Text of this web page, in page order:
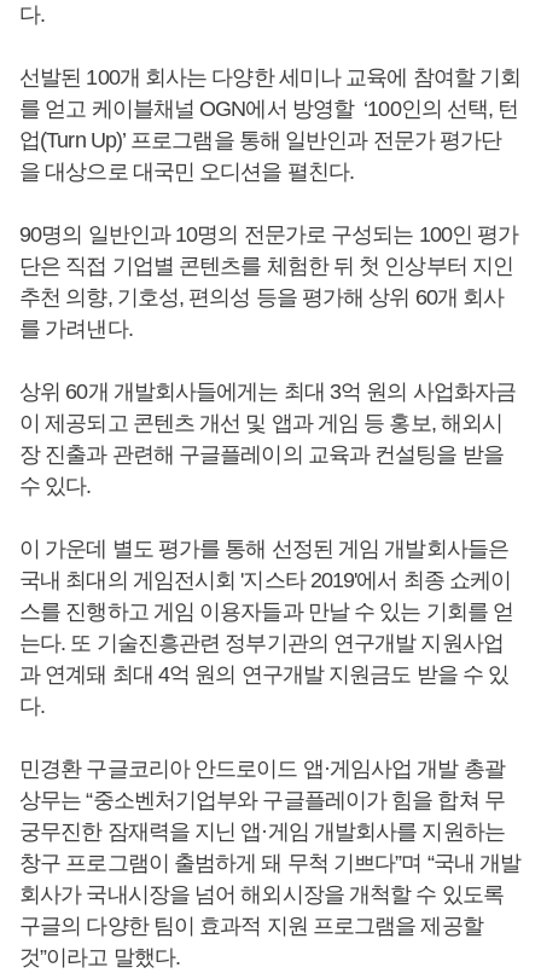
다.
선발된 100개 회사는 다양한 세미나 교육에 참여할 기회
를 얻고 케이블채널 OGN에서 방영할 ‘100인의 선택, 턴
업(Turn Up)’ 프로그램을 통해 일반인과 전문가 평가단
을 대상으로 대국민 오디션을 펼친다.
90명의 일반인과 10명의 전문가로 구성되는 100인 평가
단은 직접 기업별 콘텐츠를 체험한 뒤 첫 인상부터 지인
추천 의향, 기호성, 편의성 등을 평가해 상위 60개 회사
를 가려낸다.
상위 60개 개발회사들에게는 최대 3억 원의 사업화자금
이 제공되고 콘텐츠 개선 및 앱과 게임 등 홍보, 해외시
장 진출과 관련해 구글플레이의 교육과 컨설팅을 받을
수 있다.
이 가운데 별도 평가를 통해 선정된 게임 개발회사들은
국내 최대의 게임전시회 '지스타 2019'에서 최종 쇼케이
스를 진행하고 게임 이용자들과 만날 수 있는 기회를 얻
는다. 또 기술진흥관련 정부기관의 연구개발 지원사업
과 연계돼 최대 4억 원의 연구개발 지원금도 받을 수 있
다.
민경환 구글코리아 안드로이드 앱·게임사업 개발 총괄
상무는 “중소벤처기업부와 구글플레이가 힘을 합쳐 무
궁무진한 잠재력을 지닌 앱·게임 개발회사를 지원하는
창구 프로그램이 출범하게 돼 무척 기쁘다”며 “국내 개발
회사가 국내시장을 넘어 해외시장을 개척할 수 있도록
구글의 다양한 팀이 효과적 지원 프로그램을 제공할
것”이라고 말했다.